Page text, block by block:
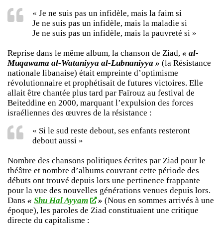
« Je ne suis pas un infidèle, mais la faim si
Je ne suis pas un infidèle, mais la maladie si
Je ne suis pas un infidèle, mais la pauvreté si »
Reprise dans le même album, la chanson de Ziad, « al-
Muqawama al-Wataniyya al-Lubnaniyya » (la Résistance
nationale libanaise) était empreinte d’optimisme
révolutionnaire et prophétisait de futures victoires. Elle
allait être chantée plus tard par Faïrouz au festival de
Beiteddine en 2000, marquant l’expulsion des forces
israéliennes des œuvres de la résistance :
« Si le sud reste debout, ses enfants resteront
debout aussi »
Nombre des chansons politiques écrites par Ziad pour le
théâtre et nombre d’albums couvrant cette période des
débuts ont trouvé depuis lors une pertinence frappante
pour la vue des nouvelles générations venues depuis lors.
Dans « Shu Hal Ayyam » (Nous en sommes arrivés à une
époque), les paroles de Ziad constituaient une critique
directe du capitalisme :